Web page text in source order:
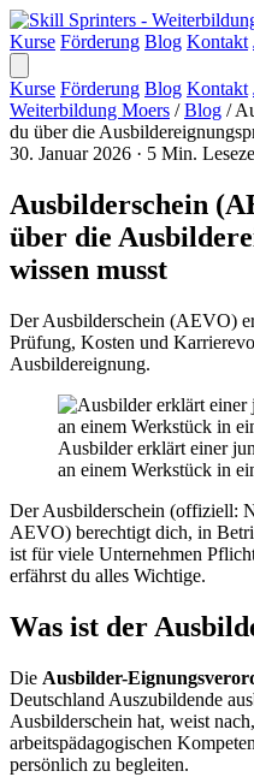
Kurse Förderung Blog Kontakt
Kurse Förderung Blog Kontakt
Weiterbildung Moers / Blog /
du über die
30. Januar 2026 · 5 Min.
Ausbilderschein
über die
wissen musst
Der Ausbilderschein (AEVO)
Prüfung, Kosten und
Ausbildereignung.
Ausbilder erklärt einer
an einem Werkstück in
Der Ausbilderschein (offiziell:
AEVO) berechtigt dich, in
ist für viele Unternehmen
erfährst du alles Wichtige.
Was ist der
Die Ausbilder-
Deutschland Auszubildende
Ausbilderschein hat, weist
arbeitspädagogischen
persönlich zu begleiten.